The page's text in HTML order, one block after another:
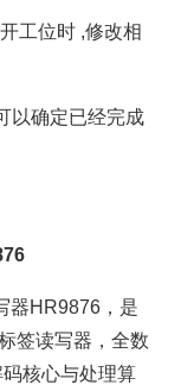
工位时 ,修改相
以确定已经完成
HR9876，是
签读写器，全数
核心与处理算